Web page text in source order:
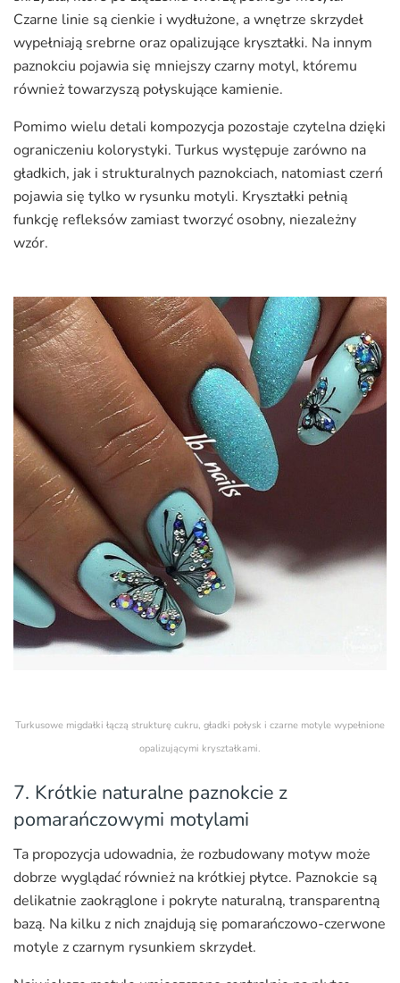
Czarne linie są cienkie i wydłużone, a wnętrze skrzydeł
wypełniają srebrne oraz opalizujące kryształki. Na innym
paznokciu pojawia się mniejszy czarny motyl, któremu
również towarzyszą połyskujące kamienie.
Pomimo wielu detali kompozycja pozostaje czytelna dzięki
ograniczeniu kolorystyki. Turkus występuje zarówno na
gładkich, jak i strukturalnych paznokciach, natomiast czerń
pojawia się tylko w rysunku motyli. Kryształki pełnią
funkcję refleksów zamiast tworzyć osobny, niezależny
wzór.
Turkusowe migdałki łączą strukturę cukru, gładki połysk i czarne motyle wypełnione
opalizującymi kryształkami.
7. Krótkie naturalne paznokcie z
pomarańczowymi motylami
Ta propozycja udowadnia, że rozbudowany motyw może
dobrze wyglądać również na krótkiej płytce. Paznokcie są
delikatnie zaokrąglone i pokryte naturalną, transparentną
bazą. Na kilku z nich znajdują się pomarańczowo-czerwone
motyle z czarnym rysunkiem skrzydeł.